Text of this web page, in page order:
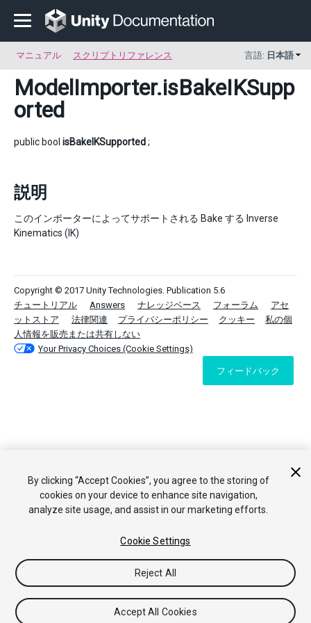
マニュアル スクリプトリファレンス 言語: 日本語
ModelImporter.isBakeIKSupp
orted
public bool isBakeIKSupported;
説明
このインポーターによってサポートされる Bake する Inverse
Kinematics (IK)
Copyright © 2017 Unity Technologies. Publication 5.6
チュートリアル
Answers ナレッジベース フォーラム
アセ
ットストア
法律関連 プライバシーポリシー クッキー
私の個
人情報を販売または共有しない
Your Privacy Choices (Cookie Settings)
フィードバック
By clicking “Accept Cookies”, you agree to the storing of
cookies on your device to enhance site navigation,
analyze site usage, and assist in our marketing efforts.
Cookie Settings
Reject All
Accept All Cookies